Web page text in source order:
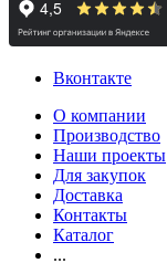
Вконтакте
О компании
Производство
Наши проекты
Для закупок
Доставка
Контакты
Каталог
...